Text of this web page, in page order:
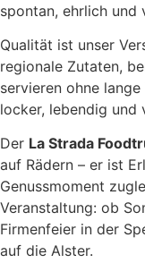
spontan, ehrlich und
Qualität ist unser
regionale Zutaten,
servieren ohne
locker, lebendig und
Der La Strada
auf Rädern – er ist
Genussmoment
Veranstaltung: ob
Firmenfeier in der
auf die Alster.